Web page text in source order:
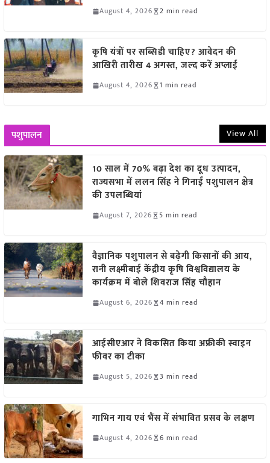
August 4, 2026 2 min read
कृषि यंत्रों पर सब्सिडी चाहिए? आवेदन की
आखिरी तारीख 4 अगस्त, जल्द करें अप्लाई
August 4, 2026 1 min read
पशुपालन View All
10 साल में 70% बढ़ा देश का दूध उत्पादन,
राज्यसभा में ललन सिंह ने गिनाईं पशुपालन क्षेत्र
की उपलब्धियां
August 7, 2026 5 min read
वैज्ञानिक पशुपालन से बढ़ेगी किसानों की आय,
रानी लक्ष्मीबाई केंद्रीय कृषि विश्वविद्यालय के
कार्यक्रम में बोले शिवराज सिंह चौहान
August 6, 2026 4 min read
आईसीएआर ने विकसित किया अफ्रीकी स्वाइन
फीवर का टीका
August 5, 2026 3 min read
गाभिन गाय एवं भैंस में संभावित प्रसव के लक्षण
August 4, 2026 6 min read